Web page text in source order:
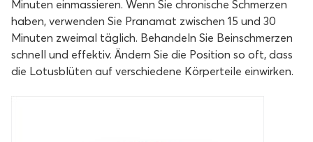
Minuten einmassieren. Wenn Sie chronische Schmerzen
haben, verwenden Sie Pranamat zwischen 15 und 30
Minuten zweimal täglich. Behandeln Sie Beinschmerzen
schnell und effektiv. Ändern Sie die Position so oft, dass
die Lotusblüten auf verschiedene Körperteile einwirken.